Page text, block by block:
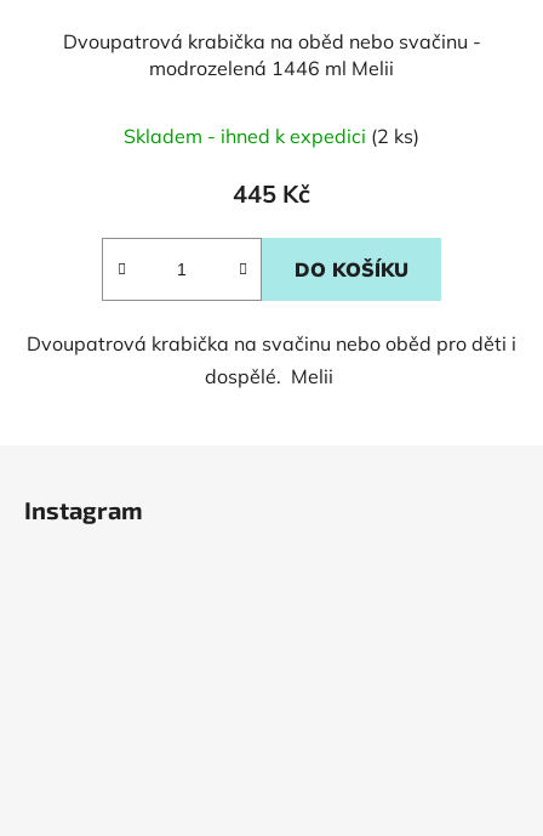
Dvoupatrová krabička na oběd nebo svačinu -
modrozelená 1446 ml Melii
Skladem - ihned k expedici (2 ks)
445 Kč
DO KOŠÍKU
Dvoupatrová krabička na svačinu nebo oběd pro děti i
dospělé. Melii
Instagram